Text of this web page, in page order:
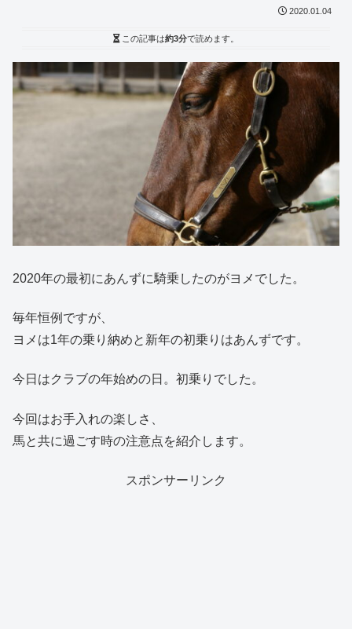
2020.01.04
この記事は約3分で読めます。
2020年の最初にあんずに騎乗したのがヨメでした。
毎年恒例ですが、
ヨメは1年の乗り納めと新年の初乗りはあんずです。
今日はクラブの年始めの日。初乗りでした。
今回はお手入れの楽しさ、
馬と共に過ごす時の注意点を紹介します。
スポンサーリンク